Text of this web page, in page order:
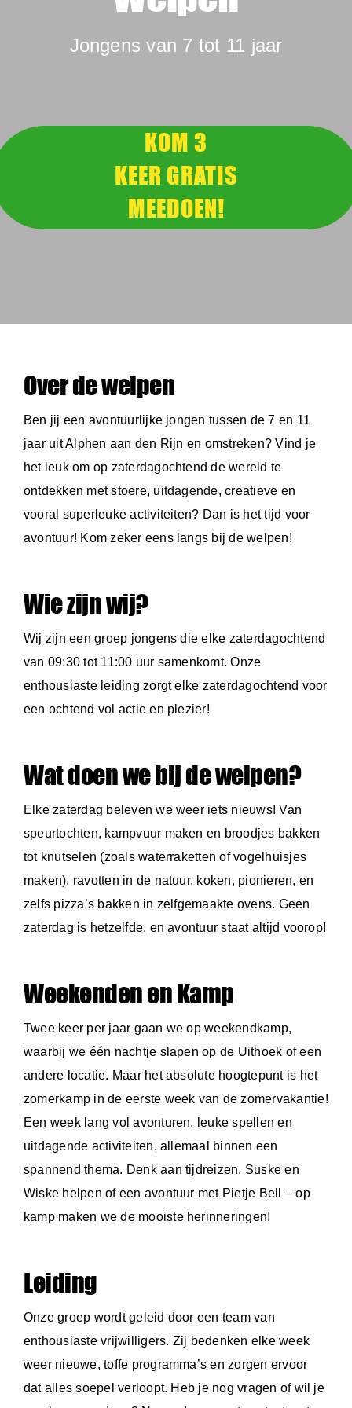
Jongens van 7 tot 11 jaar
KOM 3
KEER GRATIS
MEEDOEN!
Over de welpen
Ben jij een avontuurlijke jongen tussen de 7 en 11
jaar uit Alphen aan den Rijn en omstreken? Vind je
het leuk om op zaterdagochtend de wereld te
ontdekken met stoere, uitdagende, creatieve en
vooral superleuke activiteiten? Dan is het tijd voor
avontuur! Kom zeker eens langs bij de welpen!
Wie zijn wij?
Wij zijn een groep jongens die elke zaterdagochtend
van 09:30 tot 11:00 uur samenkomt. Onze
enthousiaste leiding zorgt elke zaterdagochtend voor
een ochtend vol actie en plezier!
Wat doen we bij de welpen?
Elke zaterdag beleven we weer iets nieuws! Van
speurtochten, kampvuur maken en broodjes bakken
tot knutselen (zoals waterraketten of vogelhuisjes
maken), ravotten in de natuur, koken, pionieren, en
zelfs pizza’s bakken in zelfgemaakte ovens. Geen
zaterdag is hetzelfde, en avontuur staat altijd voorop!
Weekenden en Kamp
Twee keer per jaar gaan we op weekendkamp,
waarbij we één nachtje slapen op de Uithoek of een
andere locatie. Maar het absolute hoogtepunt is het
zomerkamp in de eerste week van de zomervakantie!
Een week lang vol avonturen, leuke spellen en
uitdagende activiteiten, allemaal binnen een
spannend thema. Denk aan tijdreizen, Suske en
Wiske helpen of een avontuur met Pietje Bell – op
kamp maken we de mooiste herinneringen!
Leiding
Onze groep wordt geleid door een team van
enthousiaste vrijwilligers. Zij bedenken elke week
weer nieuwe, toffe programma’s en zorgen ervoor
dat alles soepel verloopt. Heb je nog vragen of wil je